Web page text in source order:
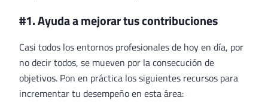
#1. Ayuda a mejorar tus contribuciones
Casi todos los entornos profesionales de hoy en día, por
no decir todos, se mueven por la consecución de
objetivos. Pon en práctica los siguientes recursos para
incrementar tu desempeño en esta área: